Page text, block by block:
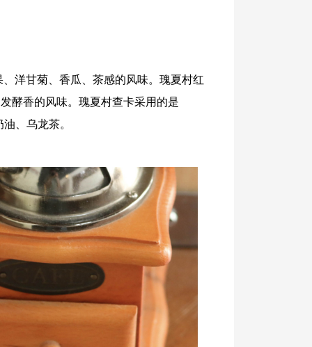
洋甘菊、香瓜、茶感的风味。瑰夏村红
酵香的风味。瑰夏村查卡采用的是
、乌龙茶。